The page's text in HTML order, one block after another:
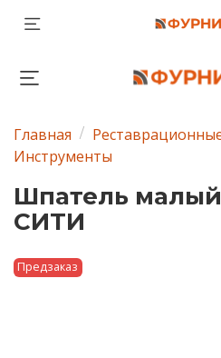
Главная
Инструменты
Шпатель
СИТИ
Предзаказ